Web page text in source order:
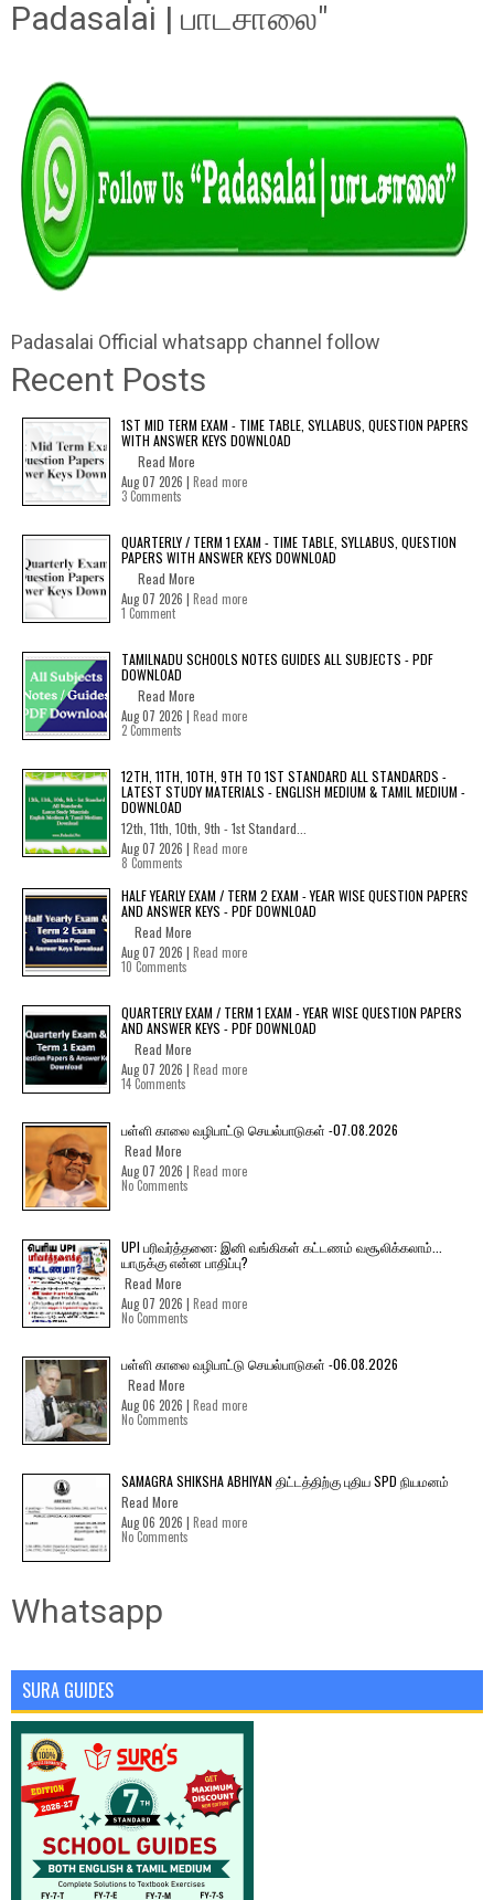
Padasalai | பாடசாலை"
Padasalai Official whatsapp channel follow
Recent Posts
1ST MID TERM EXAM - TIME TABLE, SYLLABUS, QUESTION PAPERS
WITH ANSWER KEYS DOWNLOAD
Read More
Aug 07 2026 | Read more
3 Comments
QUARTERLY / TERM 1 EXAM - TIME TABLE, SYLLABUS, QUESTION
PAPERS WITH ANSWER KEYS DOWNLOAD
Read More
Aug 07 2026 | Read more
1 Comment
TAMILNADU SCHOOLS NOTES GUIDES ALL SUBJECTS - PDF
DOWNLOAD
Read More
Aug 07 2026 | Read more
2 Comments
12TH, 11TH, 10TH, 9TH TO 1ST STANDARD ALL STANDARDS -
LATEST STUDY MATERIALS - ENGLISH MEDIUM & TAMIL MEDIUM -
DOWNLOAD
12th, 11th, 10th, 9th - 1st Standard...
Aug 07 2026 | Read more
8 Comments
HALF YEARLY EXAM / TERM 2 EXAM - YEAR WISE QUESTION PAPERS
AND ANSWER KEYS - PDF DOWNLOAD
Read More
Aug 07 2026 | Read more
10 Comments
QUARTERLY EXAM / TERM 1 EXAM - YEAR WISE QUESTION PAPERS
AND ANSWER KEYS - PDF DOWNLOAD
Read More
Aug 07 2026 | Read more
14 Comments
பள்ளி காலை வழிபாட்டு செயல்பாடுகள் -07.08.2026
Read More
Aug 07 2026 | Read more
No Comments
UPI பரிவர்த்தனை: இனி வங்கிகள் கட்டணம் வசூலிக்கலாம்...
யாருக்கு என்ன பாதிப்பு?
Read More
Aug 07 2026 | Read more
No Comments
பள்ளி காலை வழிபாட்டு செயல்பாடுகள் -06.08.2026
Read More
Aug 06 2026 | Read more
No Comments
SAMAGRA SHIKSHA ABHIYAN திட்டத்திற்கு புதிய SPD நியமனம்
Read More
Aug 06 2026 | Read more
No Comments
Whatsapp
SURA GUIDES